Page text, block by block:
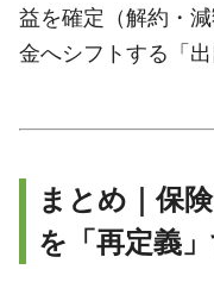
益を確定（解約・
金へシフトする「
まとめ｜保
を「再定義